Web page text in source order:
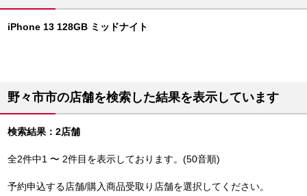
iPhone 13 128GB ミッドナイト
野々市市の店舗を検索した結果を表示しています
検索結果：2店舗
全2件中1 〜 2件目を表示しております。(50音順)
予約申込する店舗/購入商品受取り店舗を選択してください。